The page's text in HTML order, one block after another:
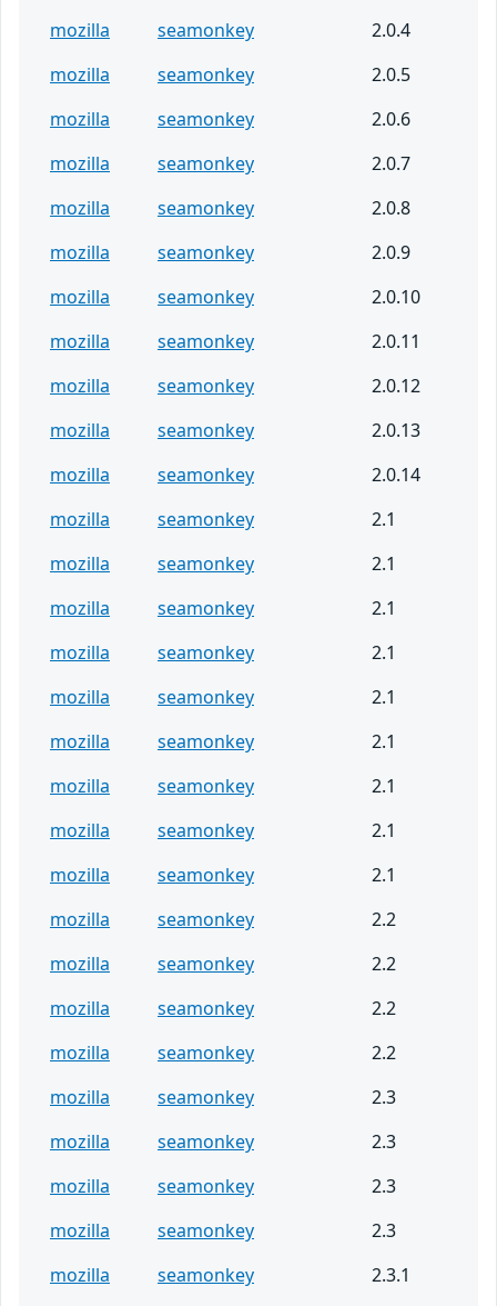
mozilla
seamonkey
2.0.4
mozilla
seamonkey
2.0.5
mozilla
seamonkey
2.0.6
mozilla
seamonkey
2.0.7
mozilla
seamonkey
2.0.8
mozilla
seamonkey
2.0.9
mozilla
seamonkey
2.0.10
mozilla
seamonkey
2.0.11
mozilla
seamonkey
2.0.12
mozilla
seamonkey
2.0.13
mozilla
seamonkey
2.0.14
mozilla
seamonkey
2.1
mozilla
seamonkey
2.1
mozilla
seamonkey
2.1
mozilla
seamonkey
2.1
mozilla
seamonkey
2.1
mozilla
seamonkey
2.1
mozilla
seamonkey
2.1
mozilla
seamonkey
2.1
mozilla
seamonkey
2.1
mozilla
seamonkey
2.2
mozilla
seamonkey
2.2
mozilla
seamonkey
2.2
mozilla
seamonkey
2.2
mozilla
seamonkey
2.3
mozilla
seamonkey
2.3
mozilla
seamonkey
2.3
mozilla
seamonkey
2.3
mozilla
seamonkey
2.3.1